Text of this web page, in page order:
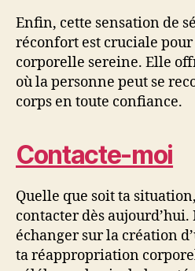
Enfin, cette sensation de
réconfort est cruciale
corporelle sereine. Elle
où la personne peut se
corps en toute confiance.
Contacte-moi
Quelle que soit ta
contacter dès aujourd’hui.
échanger sur la création
ta réappropriation